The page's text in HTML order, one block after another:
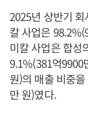
2025년 상반기
칼 사업은
미칼 사업은 합성
9.1%(381억9900
원)의 매출 비중
만 원)였다.